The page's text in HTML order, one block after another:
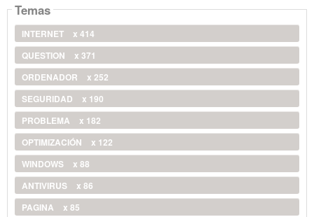
Temas
INTERNET
x 414
QUESTION
x 371
ORDENADOR
x 252
SEGURIDAD
x 190
PROBLEMA
x 182
OPTIMIZACIÓN
x 122
WINDOWS
x 88
ANTIVIRUS
x 86
PAGINA
x 85